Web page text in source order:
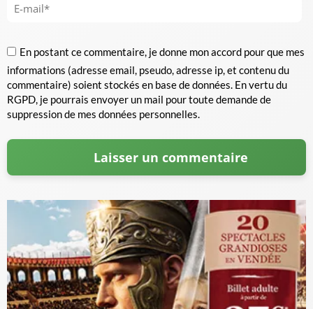
En postant ce commentaire, je donne mon accord pour que mes
informations (adresse email, pseudo, adresse ip, et contenu du
commentaire) soient stockés en base de données. En vertu du
RGPD, je pourrais envoyer un mail pour toute demande de
suppression de mes données personnelles.